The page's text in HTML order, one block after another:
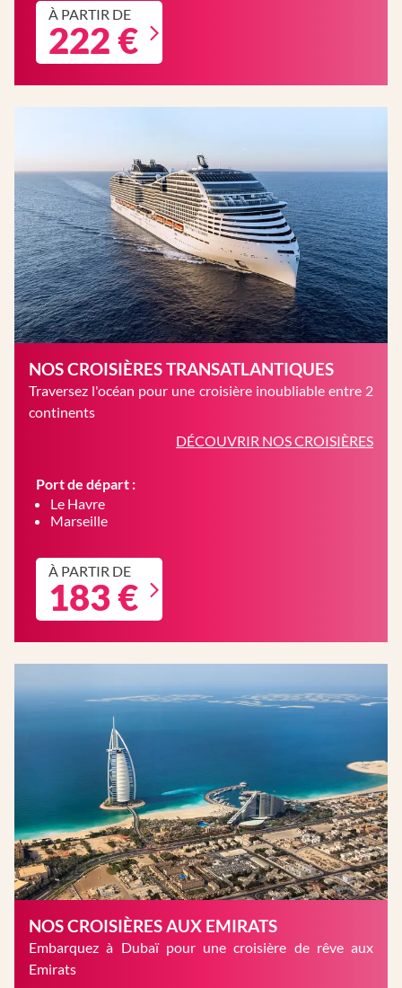
À PARTIR DE
222 €
NOS CROISIÈRES TRANSATLANTIQUES
Traversez l'océan pour une croisière inoubliable entre 2
continents
DÉCOUVRIR NOS CROISIÈRES
Port de départ :
Le Havre
Marseille
À PARTIR DE
183 €
NOS CROISIÈRES AUX EMIRATS
Embarquez à Dubaï pour une croisière de rêve aux
Emirats